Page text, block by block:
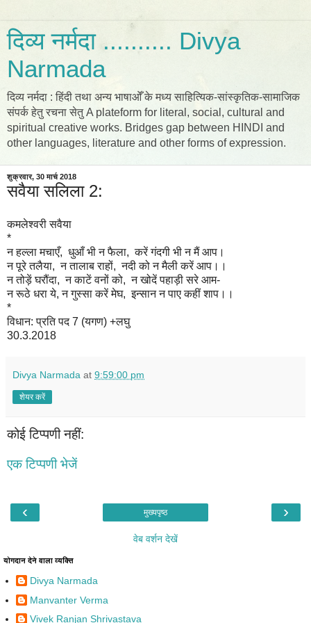
दिव्य नर्मदा .......... Divya
Narmada
दिव्य नर्मदा : हिंदी तथा अन्य भाषाओँ के मध्य साहित्यिक-सांस्कृतिक-सामाजिक
संपर्क हेतु रचना सेतु A plateform for literal, social, cultural and
spiritual creative works. Bridges gap between HINDI and
other languages, literature and other forms of expression.
शुक्रवार, 30 मार्च 2018
सवैया सलिला 2:
कमलेश्वरी सवैया
*
न हल्ला मचाएँ, धुआँ भी न फैला, करें गंदगी भी न मैं आप।
न पूरे तलैया, न तालाब राहों, नदी को न मैली करें आप।।
न तोड़ें घरौंदा, न काटें वनों को, न खोदें पहाड़ी सरे आम-
न रूठे धरा ये, न गुस्सा करें मेघ, इन्सान न पाए कहीं शाप।।
*
विधान: प्रति पद 7 (यगण) +लघु
30.3.2018
Divya Narmada at 9:59:00 pm
शेयर करें
कोई टिप्पणी नहीं:
एक टिप्पणी भेजें
‹ ›
मुख्यपृष्ठ
वेब वर्शन देखें
योगदान देने वाला व्यक्ति
Divya Narmada
Manvanter Verma
Vivek Ranjan Shrivastava